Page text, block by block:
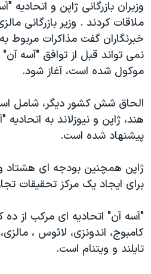
فرهنگ و زندگی
حقوق شهروندی
اقتصادی
علم و فناوری
اسرائیل در جنگ
گالری عکس
آرشیو پخش زنده
مستندها
انتخابات ریاست جمهوری آمریکا ۲۰۲۴
حمله جمهوری اسلامی به اسرائیل
رمز مهسا
ورزش زنان در ایران
اعتراضات زن، زندگی، آزادی
مجموعه مستندهای دادخواهی
دادگاه حمید نوری
قانون شفافیت دارائی کادر رهبری
اعتراضات مردمی آبان ۹۸
دنبال کنید
وزيران بازرگانی ژاپن و اتحاديه
ملاقات کردند . وزير بازرگانی
خبرنگاران گفت مذاکرات مربوط
نمی تواند قبل از توافق "آسه
موکول شده است، آغاز شود.
الحاق شش کشور ديگر، شامل
هند، ژاپن و نيوزلاند به
پيشنهاد شده است.
ژاپن همچنين بودجه ای هشتاد
برای ايجاد يک مرکز تحقيقات
"آسه آن" اتحاديه ای مرکب از ده
کامبوج، اندونزی، لائوس ،
تايلند و ويتنام است.